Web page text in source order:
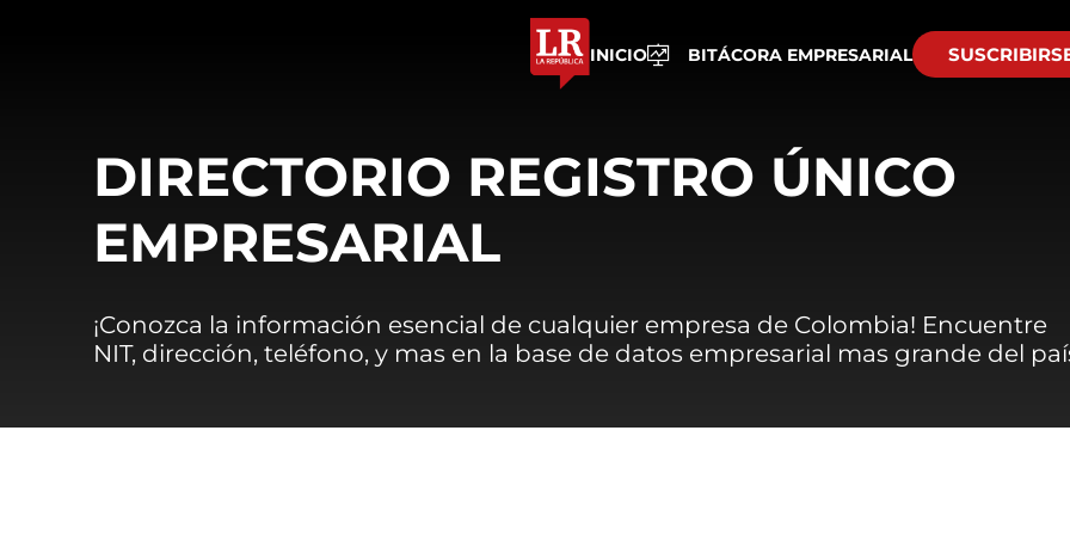
INICIO BITÁCORA EMPRESARIAL
DIRECTORIO REGISTRO ÚNICO
EMPRESARIAL
¡Conozca la información esencial de cualquier empresa de Colombia! Encuentre
NIT, dirección, teléfono, y mas en la base de datos empresarial mas grande del